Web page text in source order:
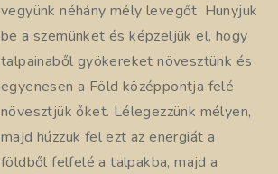
vegyünk néhány mély levegőt. Hunyjuk
be a szemünket és képzeljük el, hogy
talpainaből gyökereket növesztünk és
egyenesen a Föld középpontja felé
növesztjük őket. Lélegezzünk mélyen,
majd húzzuk fel ezt az energiát a
földből felfelé a talpakba, majd a